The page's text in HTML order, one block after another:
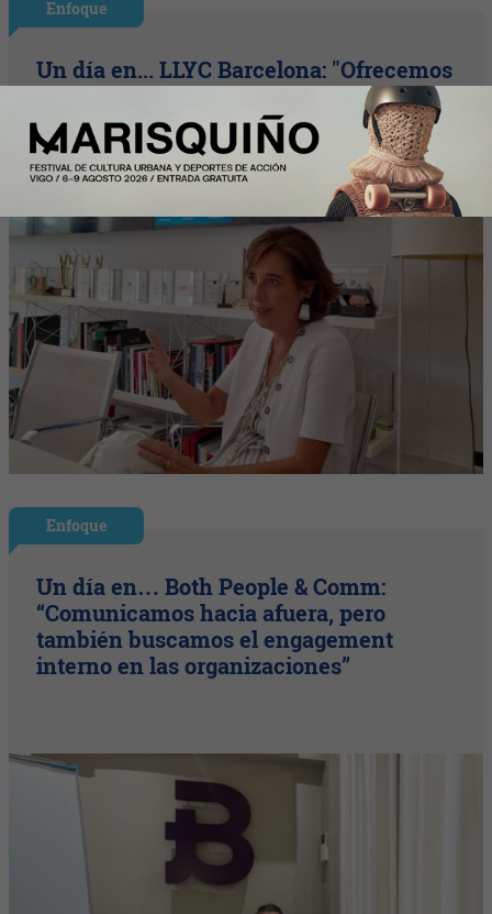
Enfoque
Un día en... LLYC Barcelona: "Ofrecemos
respuestas medibles, siempre con
creatividad en los mensajes"
Enfoque
Un día en… Both People & Comm:
“Comunicamos hacia afuera, pero
también buscamos el engagement
interno en las organizaciones”